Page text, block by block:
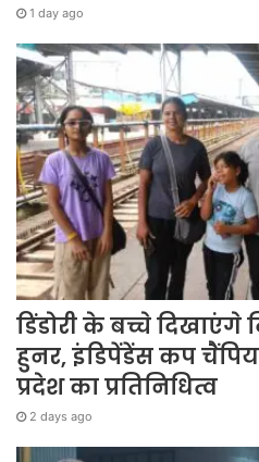
1 day ago
डिंडोरी के बच्चे दिखाएंगे
हुनर, इंडिपेंडेंस कप
प्रदेश का प्रतिनिधित्व
2 days ago